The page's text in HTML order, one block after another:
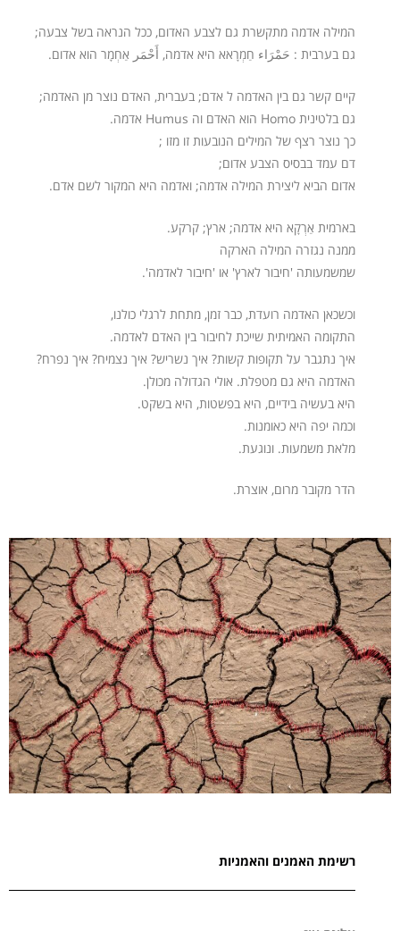
המילה אדמה מתקשרת גם לצבע האדום, ככל הנראה בשל צבעה;
גם בערבית : حَمْرَاء חַמְרָאא היא אדמה, أَحْمَر‎ אַחְמָר הוא אדום.
קיים קשר גם בין האדמה ל אדם; בעברית, האדם נוצר מן האדמה;
גם בלטינית Homo הוא האדם וה Humus אדמה.
כך נוצר רצף של המילים הנובעות זו מזו ;
דם עמד בבסיס הצבע אדום;
אדום הביא ליצירת המילה אדמה; ואדמה היא המקור לשם אדם.
בארמית אַרְקָא היא אדמה; ארץ; קרקע.
ממנה נגזרה המילה הארקה
שמשמעותה 'חיבור לארץ' או 'חיבור לאדמה'.
וכשכאן האדמה רועדת, כבר זמן, מתחת לרגלי כולנו,
התקומה האמיתית שייכת לחיבור בין האדם לאדמה.
איך נתגבר על תקופות קשות? איך נשריש? איך נצמיח? איך נפרח?
האדמה היא גם מטפלת. אולי הגדולה מכולן.
היא בעשיה בידיים, היא בפשטות, היא בשקט.
וכמה יפה היא כאומנות.
מלאת משמעות. ונוגעת.
הדר מקובר מרום, אוצרת.
רשימת האמנים והאמניות